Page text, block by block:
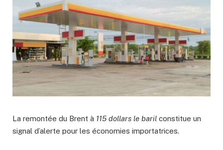
La remontée du Brent à 115 dollars le baril constitue un
signal d’alerte pour les économies importatrices.